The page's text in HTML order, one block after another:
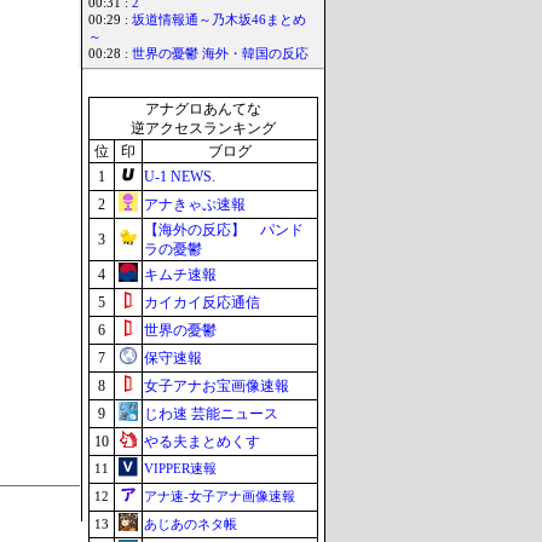
00:31 : 2
00:29 : 坂道情報通～乃木坂46まとめ
～
00:28 : 世界の憂鬱 海外・韓国の反応
アナグロあんてな
逆アクセスランキング
位
印
ブログ
1
U-1 NEWS.
2
アナきゃぷ速報
3
【海外の反応】 パンド
ラの憂鬱
4
キムチ速報
5
カイカイ反応通信
6
世界の憂鬱
7
保守速報
8
女子アナお宝画像速報
9
じわ速 芸能ニュース
10
やる夫まとめくす
11
VIPPER速報
12
アナ速‐女子アナ画像速報
13
あじあのネタ帳